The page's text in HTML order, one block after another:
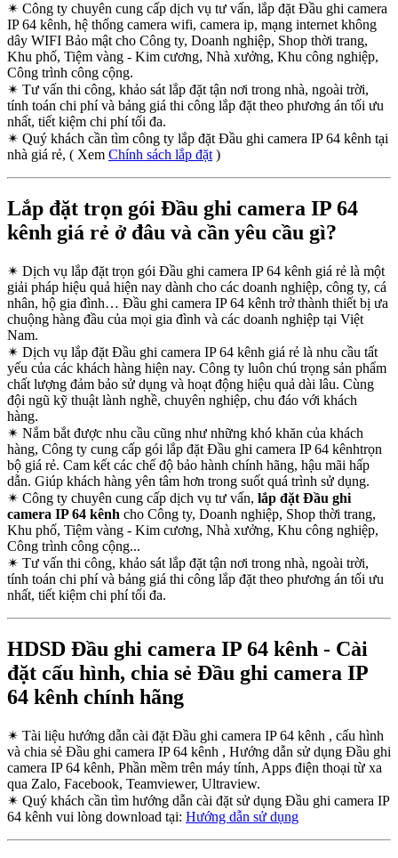
✴ Công ty chuyên cung cấp dịch vụ tư vấn, lắp đặt Đầu ghi camera
IP 64 kênh, hệ thống camera wifi, camera ip, mạng internet không
dây WIFI Bảo mật cho Công ty, Doanh nghiệp, Shop thời trang,
Khu phố, Tiệm vàng - Kim cương, Nhà xưởng, Khu công nghiệp,
Công trình công cộng.
✴ Tư vấn thi công, khảo sát lắp đặt tận nơi trong nhà, ngoài trời,
tính toán chi phí và bảng giá thi công lắp đặt theo phương án tối ưu
nhất, tiết kiệm chi phí tối đa.
✴ Quý khách cần tìm công ty lắp đặt Đầu ghi camera IP 64 kênh tại
nhà giá rẻ, ( Xem Chính sách lắp đặt)
Lắp đặt trọn gói Đầu ghi camera IP 64
kênh giá rẻ ở đâu và cần yêu cầu gì?
✴ Dịch vụ lắp đặt trọn gói Đầu ghi camera IP 64 kênh giá rẻ là một
giải pháp hiệu quả hiện nay dành cho các doanh nghiệp, công ty, cá
nhân, hộ gia đình… Đầu ghi camera IP 64 kênh trở thành thiết bị ưa
chuộng hàng đầu của mọi gia đình và các doanh nghiệp tại Việt
Nam.
✴ Dịch vụ lắp đặt Đầu ghi camera IP 64 kênh giá rẻ là nhu cầu tất
yếu của các khách hàng hiện nay. Công ty luôn chú trọng sản phẩm
chất lượng đảm bảo sử dụng và hoạt động hiệu quả dài lâu. Cùng
đội ngũ kỹ thuật lành nghề, chuyên nghiệp, chu đáo với khách
hàng.
✴ Nắm bắt được nhu cầu cũng như những khó khăn của khách
hàng, Công ty cung cấp gói lắp đặt Đầu ghi camera IP 64 kênhtrọn
bộ giá rẻ. Cam kết các chế độ bảo hành chính hãng, hậu mãi hấp
dẫn. Giúp khách hàng yên tâm hơn trong suốt quá trình sử dụng.
✴ Công ty chuyên cung cấp dịch vụ tư vấn, lắp đặt Đầu ghi
camera IP 64 kênh cho Công ty, Doanh nghiệp, Shop thời trang,
Khu phố, Tiệm vàng - Kim cương, Nhà xưởng, Khu công nghiệp,
Công trình công cộng...
✴ Tư vấn thi công, khảo sát lắp đặt tận nơi trong nhà, ngoài trời,
tính toán chi phí và bảng giá thi công lắp đặt theo phương án tối ưu
nhất, tiết kiệm chi phí tối đa.
HDSD Đầu ghi camera IP 64 kênh - Cài
đặt cấu hình, chia sẻ Đầu ghi camera IP
64 kênh chính hãng
✴ Tài liệu hướng dẫn cài đặt Đầu ghi camera IP 64 kênh , cấu hình
và chia sẻ Đầu ghi camera IP 64 kênh , Hướng dẫn sử dụng Đầu ghi
camera IP 64 kênh, Phần mềm trên máy tính, Apps điện thoại từ xa
qua Zalo, Facebook, Teamviewer, Ultraview.
✴ Quý khách cần tìm hướng dẫn cài đặt sử dụng Đầu ghi camera IP
64 kênh vui lòng download tại: Hướng dẫn sử dụng